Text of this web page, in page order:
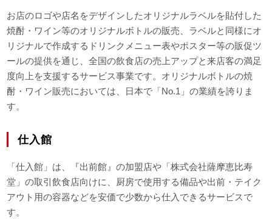
お店のロゴや店名をデザインしたオリジナルラベルを貼付した
焼酎・ワイン等のオリジナルボトルの販売、ラベルと同様にオ
リジナルで作成するドリンクメニュー表やポスター等の販促ツ
ールの提供を通じ、全国の飲食店の売上アップと来店客の満足
度向上を支援するサービス事業です。オリジナルボトルの焼
酎・ワイン販売においては、日本で「No.1」の業績を誇りま
す。
仕入館
「仕入館」は、『出前館』の加盟店や「株式会社薩摩恵比寿
堂」の取引飲食店向けに、厨房で使用する備品や出前・テイク
アウト用の容器などを安価で少数から仕入できるサービスで
す。